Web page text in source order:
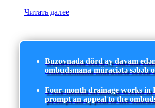
Читать далее
Buzovnada dörd ay davam
ombudsmana müraciətə səbəb
Four-month drainage works in
prompt an appeal to the